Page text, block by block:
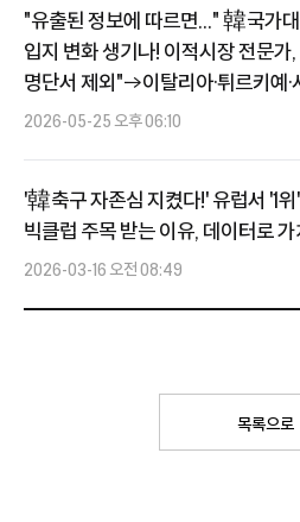
"유출된 정보에 따르면..." 韓국가
입지 변화 생기나! 이적시장 전문
명단서 제외"→이탈리아·튀르키예·
2026-05-25 오후 06:10
'韓축구 자존심 지켰다!' 유럽서 '1
빅클럽 주목 받는 이유, 데이터로 가
2026-03-16 오전 08:49
목록으로